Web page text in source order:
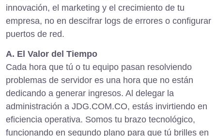
innovación, el marketing y el crecimiento de tu
empresa, no en descifrar logs de errores o configurar
puertos de red.
A. El Valor del Tiempo
Cada hora que tú o tu equipo pasan resolviendo
problemas de servidor es una hora que no están
dedicando a generar ingresos. Al delegar la
administración a JDG.COM.CO, estás invirtiendo en
eficiencia operativa. Somos tu brazo tecnológico,
funcionando en segundo plano para que tú brilles en